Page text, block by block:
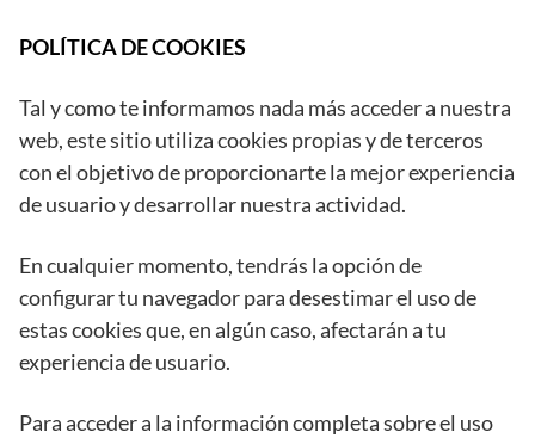
POLÍTICA DE COOKIES
Tal y como te informamos nada más acceder a nuestra
web, este sitio utiliza cookies propias y de terceros
con el objetivo de proporcionarte la mejor experiencia
de usuario y desarrollar nuestra actividad.
En cualquier momento, tendrás la opción de
configurar tu navegador para desestimar el uso de
estas cookies que, en algún caso, afectarán a tu
experiencia de usuario.
Para acceder a la información completa sobre el uso